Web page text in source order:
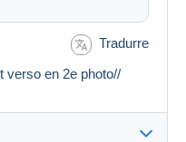
Tradurre
verso en 2e photo//